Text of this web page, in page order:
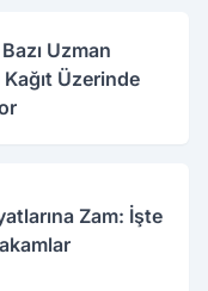
Uzman
Kağıt Üzerinde
Zam: İşte